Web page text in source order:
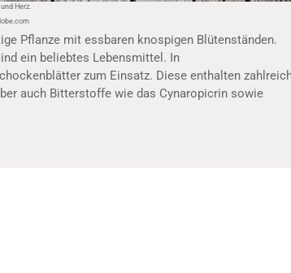
Herz.
Pflanze mit essbaren knospigen Blütenständen.
ein beliebtes Lebensmittel. In
zum Einsatz. Diese enthalten
auch Bitterstoffe wie das Cynaropicrin sowie